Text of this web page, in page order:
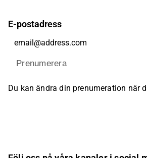
E-postadress
Prenumerera
Du kan ändra din prenumeration när